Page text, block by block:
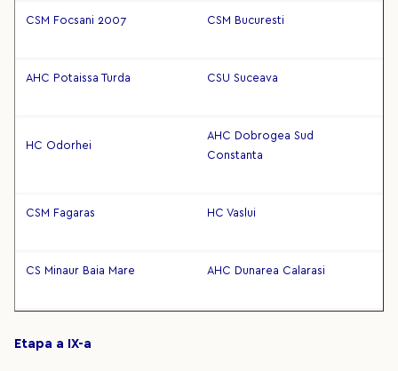
CSM Focsani 2007 CSM Bucuresti
AHC Potaissa Turda CSU Suceava
HC Odorhei
AHC Dobrogea Sud
Constanta
CSM Fagaras HC Vaslui
CS Minaur Baia Mare AHC Dunarea Calarasi
Etapa a IX-a